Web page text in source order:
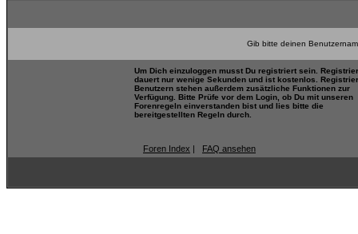
Gib bitte deinen
Um Dich einzuloggen musst Du registriert sein.
dauert nur wenige Sekunden und ist kostenlos.
Benutzern stehen außerdem zusätzliche Funktionen zur
Verfügung. Bitte Prüfe vor dem Login, ob Du mit unseren
Forenregeln einverstanden bist und lies bitte die
bereitgestellten Regeln durch.
Foren Index | FAQ ansehen